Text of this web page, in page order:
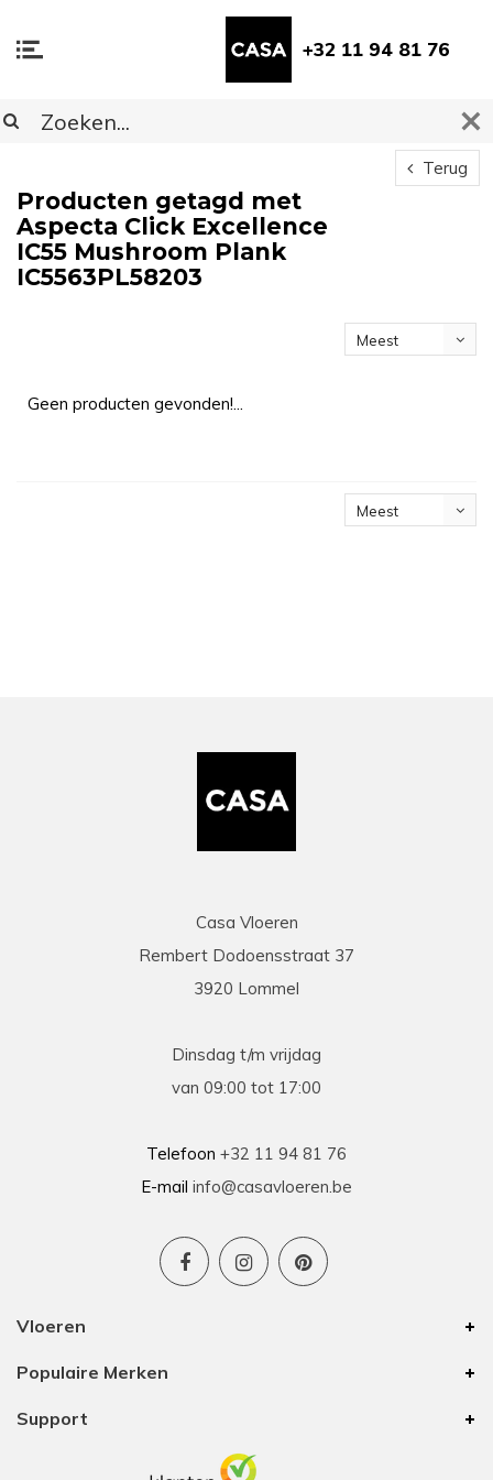
+32 11 94 81 76
Terug
Producten getagd met
Aspecta Click Excellence
IC55 Mushroom Plank
IC5563PL58203
Meest
Geen producten gevonden!...
Meest
Casa Vloeren
Rembert Dodoensstraat 37
3920 Lommel
Dinsdag t/m vrijdag
van 09:00 tot 17:00
Telefoon +32 11 94 81 76
E-mail info@casavloeren.be
Vloeren
Populaire Merken
Support